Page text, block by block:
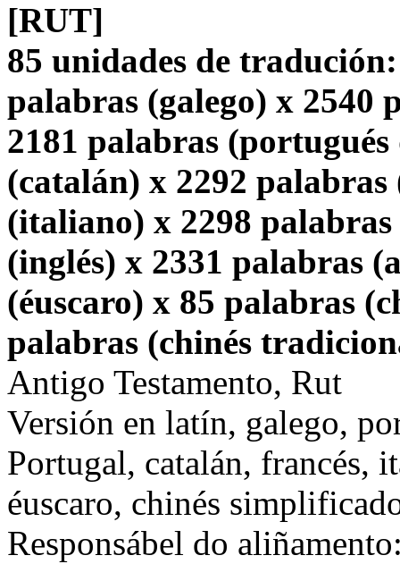
[RUT]
85 unidades de
palabras (galego) x 2540
2181 palabras
(catalán) x 2292
(italiano) x 2298
(inglés) x 2331 palabras
(éuscaro) x 85 palabras
palabras (chinés
Antigo Testamento, Rut
Versión en latín, galego,
Portugal, catalán, francés,
éuscaro, chinés
Responsábel do